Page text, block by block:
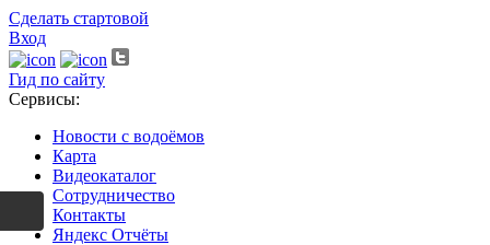
Сделать стартовой
Вход
Гид по сайту
Сервисы:
Новости с водоёмов
Карта
Видеокаталог
Сотрудничество
Контакты
Яндекс Отчёты